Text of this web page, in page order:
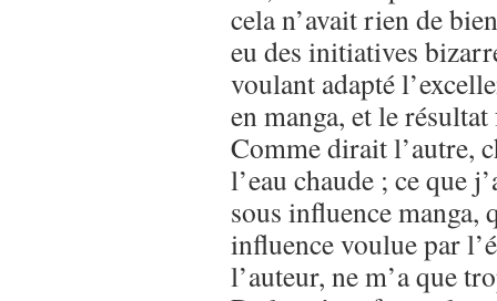
cela n’avait rien de
eu des initiatives
voulant adapté
en manga, et le
Comme dirait l’autre,
l’eau chaude ; ce que
sous influence manga,
influence voulue par
l’auteur, ne m’a que